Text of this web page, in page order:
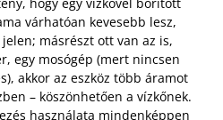
várhatóan kevesebb lesz,
másrészt ott van az is,
egy mosógép (mert nincsen
akkor az eszköz több áramot
– köszönhetően a vízkőnek.
használata mindenképpen